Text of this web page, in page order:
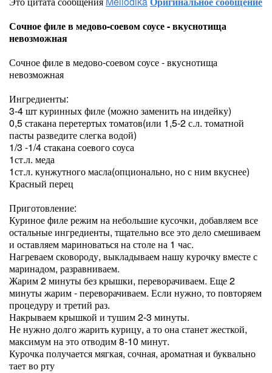
Сочное филе в медово-соевом соусе - вкуснотища
невозможная
Сочное филе в медово-соевом соусе - вкуснотища
невозможная
Ингредиенты:
3-4 шт куринных филе (можно заменить на индейку)
0,5 стакана перетертых томатов(или 1,5-2 с.л. томатной
пасты разведите слегка водой)
1/3 -1/4 стакана соевого соуса
1ст.л. меда
1ст.л. кунжутного масла(опционально, но с ним вкуснее)
Красный перец
Приготовление:
Куриное филе режим на небольшие кусочки, добавляем все
остальные ингредиенты, тщательно все это дело смешиваем
и оставляем мариноваться на столе на 1 час.
Нагреваем сковороду, выкладываем нашу курочку вместе с
маринадом, разравниваем.
Жарим 2 минуты без крышки, переворачиваем. Еще 2
минуты жарим - переворачиваем. Если нужно, то повторяем
процедуру и третий раз.
Накрываем крышкой и тушим 2-3 минуты.
Не нужно долго жарить курицу, а то она станет жесткой,
максимум на это отводим 8-10 минут.
Курочка получается мягкая, сочная, ароматная и буквально
тает во рту